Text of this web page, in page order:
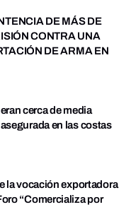
DE MÁS DE
CONTRA UNA
DE ARMA EN
cerca de media
en las costas
la vocación exportadora
“Comercializa por